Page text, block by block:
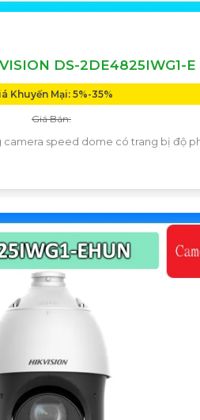
DS-2DE4825IWG1-E
Khuyến Mại: 5%-35%
Giá Bán:
camera speed dome có trang bị độ